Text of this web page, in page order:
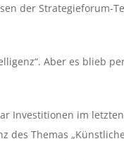
der Strategieforum-
Aber es blieb
Investitionen im
des Themas